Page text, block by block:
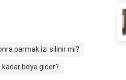
parmak izi silinir mi?
kadar boya gider?